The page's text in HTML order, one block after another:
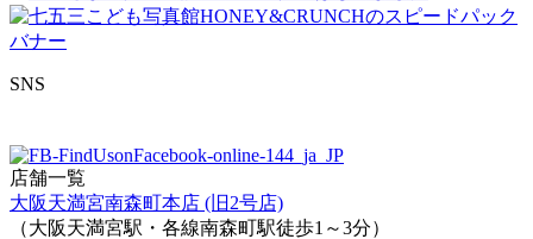
SNS
店舗一覧
大阪天満宮南森町本店 (旧2号店)
（大阪天満宮駅・各線南森町駅徒歩1～3分）